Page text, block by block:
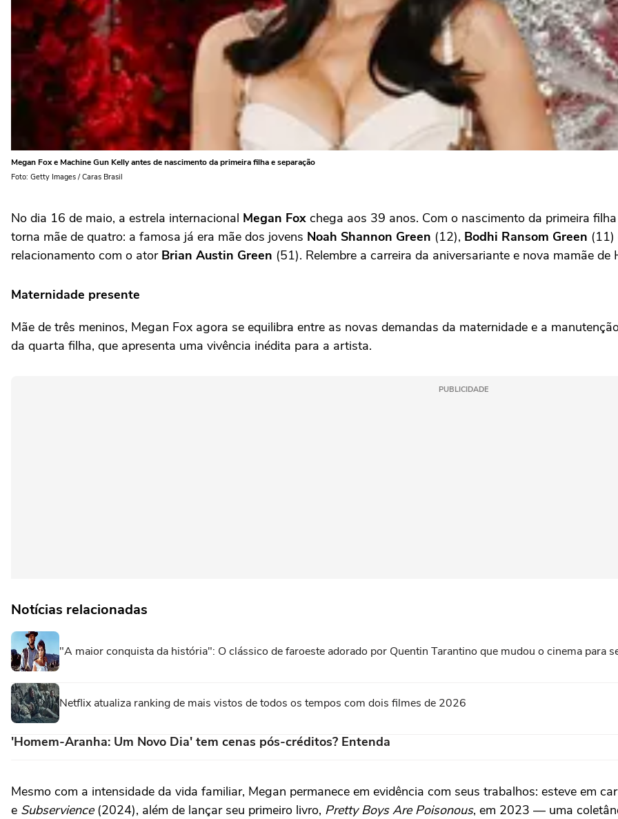
Megan Fox e Machine Gun Kelly antes de nascimento da primeira filha e separação
Foto: Getty Images / Caras Brasil
No dia 16 de maio, a estrela internacional Megan Fox chega aos 39 anos. Com o nascimento da primeira
torna mãe de quatro: a famosa já era mãe dos jovens Noah Shannon Green (12), Bodhi Ransom Green (11)
relacionamento com o ator Brian Austin Green (51). Relembre a carreira da aniversariante e nova mamãe de
Maternidade presente
Mãe de três meninos, Megan Fox agora se equilibra entre as novas demandas da maternidade e a
da quarta filha, que apresenta uma vivência inédita para a artista.
PUBLICIDADE
Notícias relacionadas
"A maior conquista da história": O clássico de faroeste adorado por Quentin Tarantino que mudou o cinema para
Netflix atualiza ranking de mais vistos de todos os tempos com dois filmes de 2026
'Homem-Aranha: Um Novo Dia' tem cenas pós-créditos? Entenda
Mesmo com a intensidade da vida familiar, Megan permanece em evidência com seus trabalhos: esteve em
e Subservience(2024), além de lançar seu primeiro livro, Pretty Boys Are Poisonous, em 2023 — uma